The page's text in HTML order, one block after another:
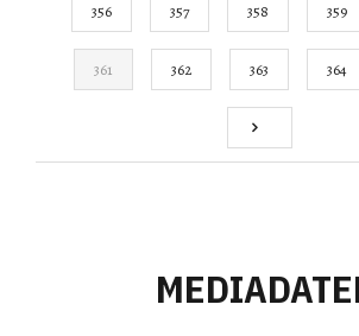
356 357 358 359
361 362 363 364